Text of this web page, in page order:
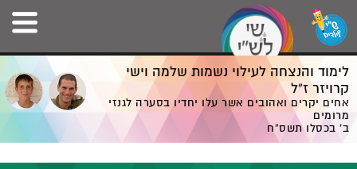
לימוד והנצחה לעילוי נשמות שלמה וישי
קרויזר ז”ל
אחים יקרים ואהובים אשר עלו יחדיו בסערה לגנזי
מרומים
ב' בכסלו תשס”ח